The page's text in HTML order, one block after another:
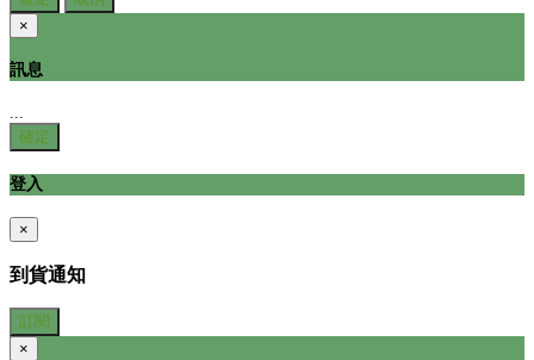
×
訊息
...
確定
登入
×
到貨通知
訂閱
×